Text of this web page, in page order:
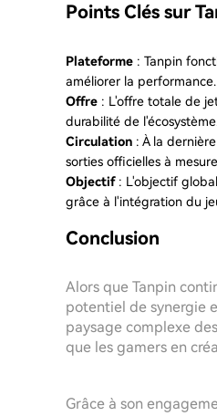
Points Clés sur
Plateforme : Tanpin
améliorer la performance.
Offre : L'offre totale de
durabilité de l'écosystème.
Circulation : À la
sorties officielles à
Objectif: L'objectif
grâce à l'intégration du
Conclusion
Alors que Tanpin
potentiel de synergie
paysage complexe
que les gamers en
Grâce à son